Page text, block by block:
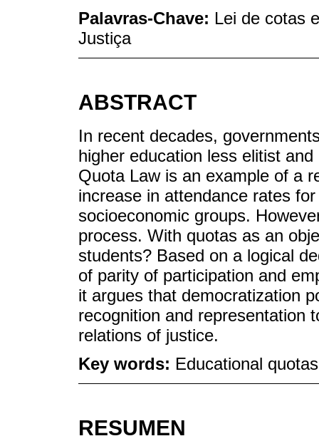
Palavras-Chave: Lei de cotas
Justiça
ABSTRACT
In recent decades,
higher education less elitist
Quota Law is an example of a
increase in attendance rates
socioeconomic groups.
process. With quotas as an
students? Based on a logical
of parity of participation and
it argues that democratization
recognition and representation
relations of justice.
Key words: Educational
RESUMEN